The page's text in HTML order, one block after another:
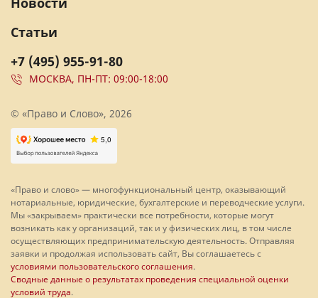
+7 (495) 955-91-80
МОСКВА, ПН-ПТ: 09:00-18:00
Статьи
© «Право и Слово», 2026
«Право и слово» — многофункциональный центр, оказывающий
нотариальные, юридические, бухгалтерские и переводческие услуги.
Мы «закрываем» практически все потребности, которые могут
возникать как у организаций, так и у физических лиц, в том числе
осуществляющих предпринимательскую деятельность. Отправляя
заявки и продолжая использовать сайт, Вы соглашаетесь с
условиями пользовательского соглашения.
Сводные данные о результатах проведения специальной оценки
условий труда.